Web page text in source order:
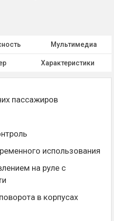
Мультимедиа
Характеристики
пассажиров
использования
на руле с
в корпусах